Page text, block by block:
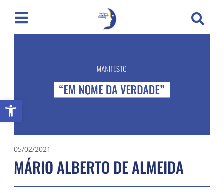
Abrir a barra de ferramentas
05/02/2021
MÁRIO ALBERTO DE ALMEIDA